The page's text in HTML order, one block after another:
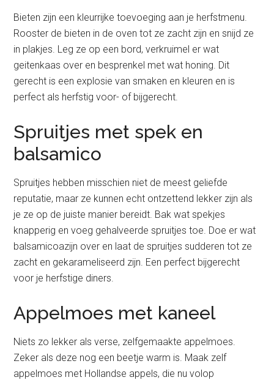
Bieten zijn een kleurrijke toevoeging aan je herfstmenu.
Rooster de bieten in de oven tot ze zacht zijn en snijd ze
in plakjes. Leg ze op een bord, verkruimel er wat
geitenkaas over en besprenkel met wat honing. Dit
gerecht is een explosie van smaken en kleuren en is
perfect als herfstig voor- of bijgerecht.
Spruitjes met spek en
balsamico
Spruitjes hebben misschien niet de meest geliefde
reputatie, maar ze kunnen echt ontzettend lekker zijn als
je ze op de juiste manier bereidt. Bak wat spekjes
knapperig en voeg gehalveerde spruitjes toe. Doe er wat
balsamicoazijn over en laat de spruitjes sudderen tot ze
zacht en gekarameliseerd zijn. Een perfect bijgerecht
voor je herfstige diners.
Appelmoes met kaneel
Niets zo lekker als verse, zelfgemaakte appelmoes.
Zeker als deze nog een beetje warm is. Maak zelf
appelmoes met Hollandse appels, die nu volop